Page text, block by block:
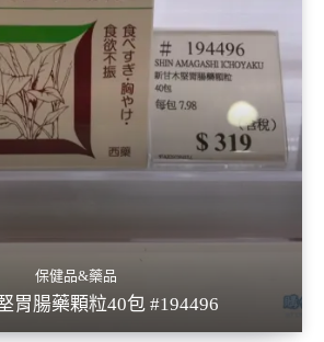
保健品&藥品
胃腸藥顆粒40包 #194496